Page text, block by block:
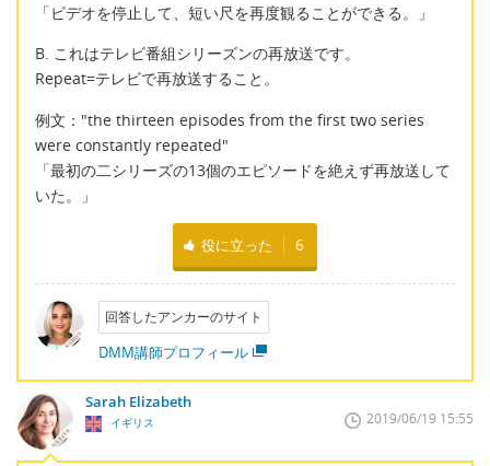
「ビデオを停止して、短い尺を再度観ることができる。」
B. これはテレビ番組シリーズンの再放送です。
Repeat=テレビで再放送すること。
例文："the thirteen episodes from the first two series
were constantly repeated"
「最初の二シリーズの13個のエピソードを絶えず再放送して
いた。」
役に立った 6
回答したアンカーのサイト
DMM講師プロフィール
Sarah Elizabeth
イギリス 2019/06/19 15:55